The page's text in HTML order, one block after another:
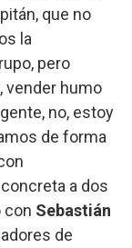
que no
la
pero
vender humo
no, estoy
de forma
a dos
con Sebastián
de